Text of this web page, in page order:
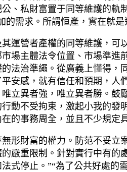
、私財富置于同等維護的
的需求。所謂恒產，實在就
運營者產權的同等維護，可
場主體法令位置、市場準
法治準繩。從廣義上懂得
安感，就有信任和預期，
立異者強，唯立異者勝。
動不受拘束，激起小我的發
的事務周全，並且不少規定
形財富的權力。防范不妥
嚴重限制。針對實行中有的
式停止。”“為了公共好處